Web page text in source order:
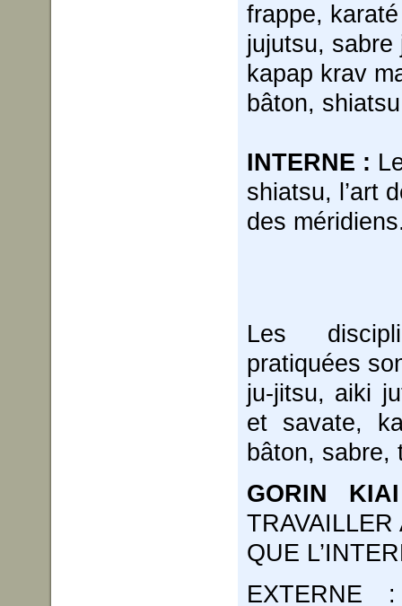
frappe,
jujutsu, sabre
kapap krav
bâton,
INTERNE :
shiatsu, l’art
des
Les
pratiquées
ju-jitsu, aiki
et savate,
bâton, sabre,
GORIN
TRAVAILLER
QUE
EXTERNE